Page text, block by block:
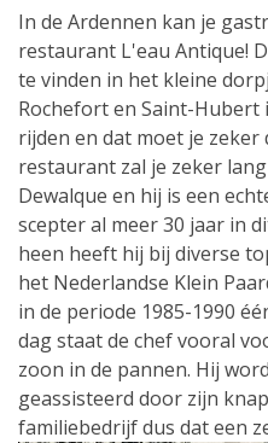
In de Ardennen kan je
restaurant L'eau Antique!
te vinden in het kleine
Rochefort en Saint-
rijden en dat moet je
restaurant zal je zeker
Dewalque en hij is een
scepter al meer 30 jaar in
heen heeft hij bij diverse
het Nederlandse Klein
in de periode 1985-1990
dag staat de chef vooral
zoon in de pannen. Hij
geassisteerd door zijn
familiebedrijf dus dat een